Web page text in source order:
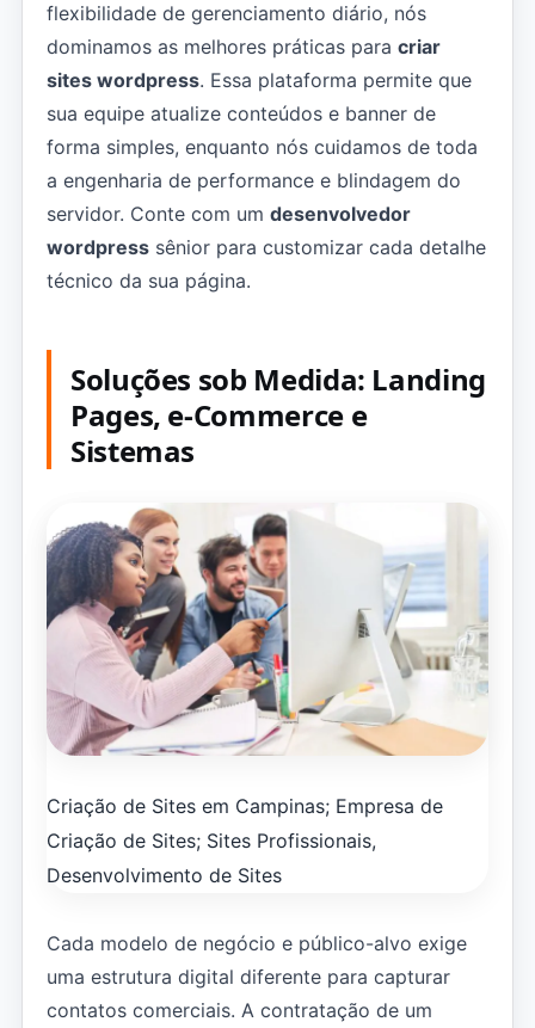
flexibilidade de gerenciamento diário, nós
dominamos as melhores práticas para criar
sites wordpress. Essa plataforma permite que
sua equipe atualize conteúdos e banner de
forma simples, enquanto nós cuidamos de toda
a engenharia de performance e blindagem do
servidor. Conte com um desenvolvedor
wordpress sênior para customizar cada detalhe
técnico da sua página.
Soluções sob Medida: Landing
Pages, e-Commerce e
Sistemas
Criação de Sites em Campinas; Empresa de
Criação de Sites; Sites Profissionais,
Desenvolvimento de Sites
Cada modelo de negócio e público-alvo exige
uma estrutura digital diferente para capturar
contatos comerciais. A contratação de um